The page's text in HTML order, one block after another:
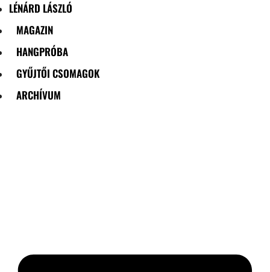
LÉNÁRD LÁSZLÓ
MAGAZIN
HANGPRÓBA
GYŰJTŐI CSOMAGOK
ARCHÍVUM